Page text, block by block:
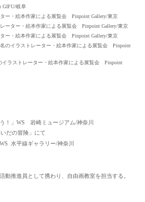
GIFU/岐阜
ー・絵本作家による展覧会 Pinpoint Gallery/東京
ーター・絵本作家による展覧会 Pinpoint Gallery/東京
ー・絵本作家による展覧会 Pinpoint Gallery/東京
名のイラストレーター・絵本作家による展覧会 Pinpoint
イラストレーター・絵本作家による展覧会 Pinpoint
！」WS 岩崎ミュージアム/神奈川
だの冒険」にて
水平線ギャラリー/神奈川
動推進員として携わり、自由画教室を担当する。